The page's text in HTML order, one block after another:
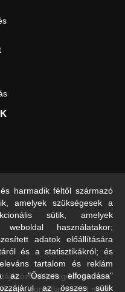
jellegűek és nem
pontatlanságért nem
harmadik féltől származó
amelyek szükségesek a
sütik, amelyek
használatakor;
adatok előállítására
és a statisztikákról; és
tartalom és reklám
az "Összes elfogadása"
az összes sütik